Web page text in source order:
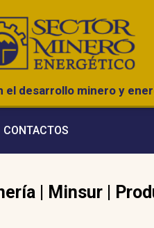
el desarrollo minero y
CONTACTOS
Minsur